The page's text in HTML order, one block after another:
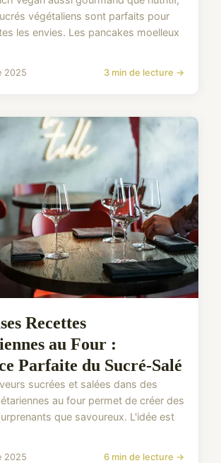
végétaliens sont parfaits pour
les envies. Les pancakes moelleux
2025 3 min de lecture →
Recettes
au Four :
Parfaite du Sucré-Salé
sucrées et salées dans des
au four permet de créer des
que savoureux. L'idée est
2025 6 min de lecture →